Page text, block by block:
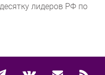
лидеров РФ по